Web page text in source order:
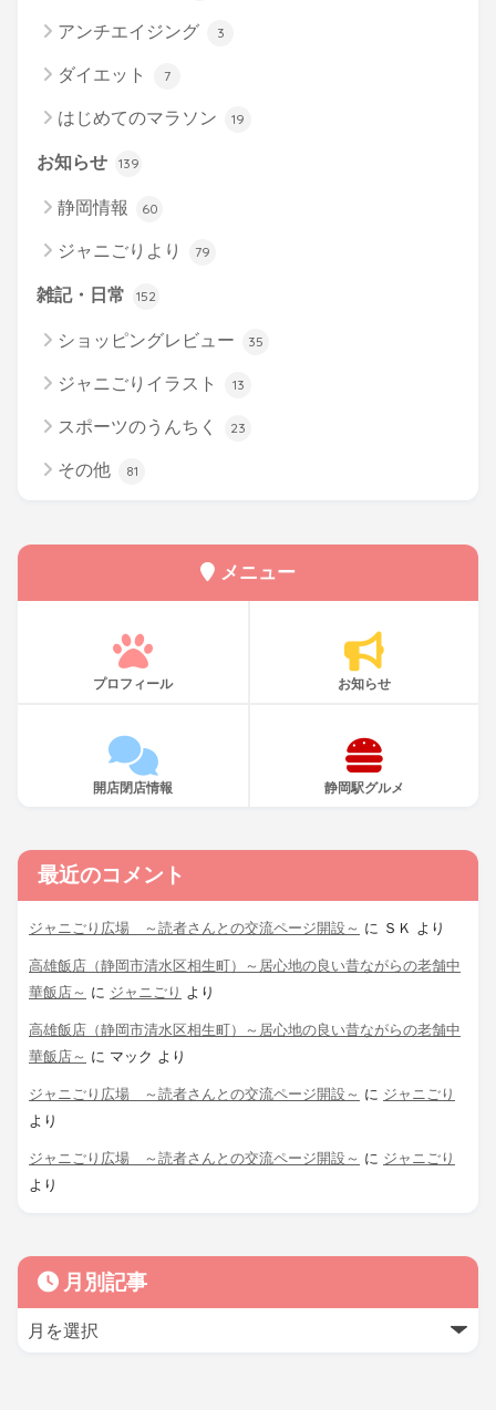
アンチエイジング 3
ダイエット 7
はじめてのマラソン 19
お知らせ 139
静岡情報 60
ジャニごりより 79
雑記・日常 152
ショッピングレビュー 35
ジャニごりイラスト 13
スポーツのうんちく 23
その他 81
メニュー
プロフィール お知らせ
開店閉店情報 静岡駅グルメ
最近のコメント
ジャニごり広場 ～読者さんとの交流ページ開設～ に ＳＫ より
高雄飯店（静岡市清水区相生町）～居心地の良い昔ながらの老舗中
華飯店～ に ジャニごり より
高雄飯店（静岡市清水区相生町）～居心地の良い昔ながらの老舗中
華飯店～ に マック より
ジャニごり広場 ～読者さんとの交流ページ開設～ に ジャニごり
より
ジャニごり広場 ～読者さんとの交流ページ開設～ に ジャニごり
より
月別記事